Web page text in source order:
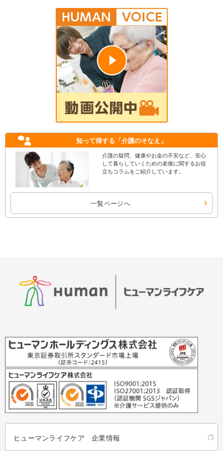
知って得する 「介護のそなえ」
介護の疑問、健康やお金の不安など、安心
して暮らしていくための老後に関するお役
立ちコラムをご紹介しています。
一覧ページへ
ヒューマンライフケア 企業情報